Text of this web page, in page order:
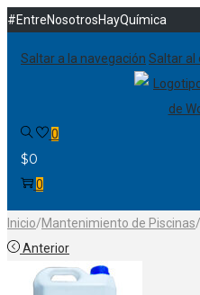
#EntreNosotrosHayQuímica
Saltar a la navegación Saltar al
0
$0
0
Inicio/Mantenimiento de Piscinas/
Anterior